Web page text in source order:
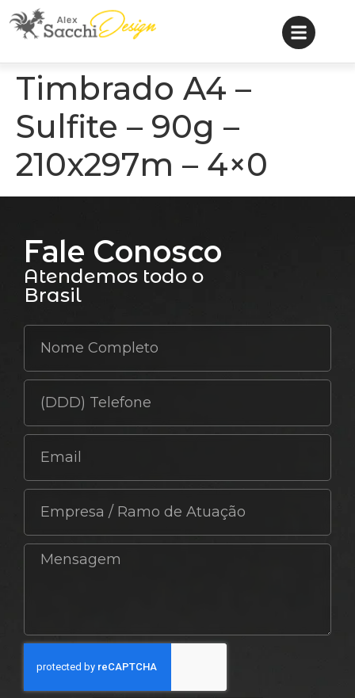
Timbrado A4 –
Sulfite – 90g –
210x297m – 4×0
Fale Conosco
Atendemos todo o
Brasil